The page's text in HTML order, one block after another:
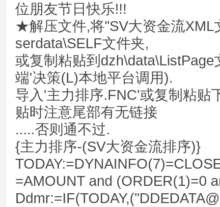
位朋友节日快乐!!!
★解压文件,将"SV大资金流XML
serdata\SELF文件夹,
或复制粘贴到
端'决策(L)本地平台调用).
导入'主力排序.FNC'或复制粘贴
贴时注意尾部有无链接
.....否则通不过.
{主力排序-(SV大资金流排序)}
=AMOUNT and (ORDER(1)=0